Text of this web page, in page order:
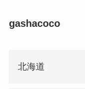
gashacoco
北海道